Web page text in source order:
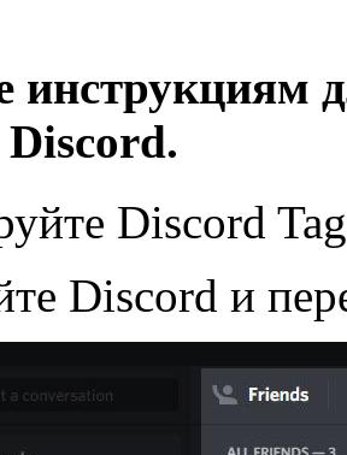
инструкциям
Discord.
Discord
Discord и